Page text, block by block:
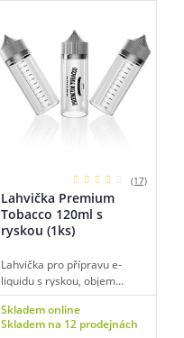
(17)
Lahvička Premium
Tobacco 120ml s
ryskou (1ks)
Lahvička pro přípravu e-
liquidu s ryskou, objem
120ml, materiál PET, úzké
kapátko pro snadné plnění,
transparentní barva, balení 1
Skladem online
Skladem na 12 prodejnách